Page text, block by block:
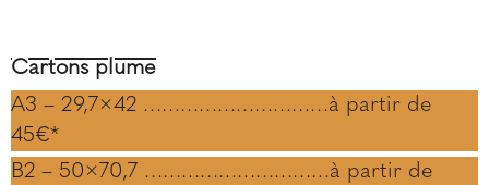
Cartons plume
A3 – 29,7×42 …………………………à partir de
45€*
B2 – 50×70,7 …………………………à partir de